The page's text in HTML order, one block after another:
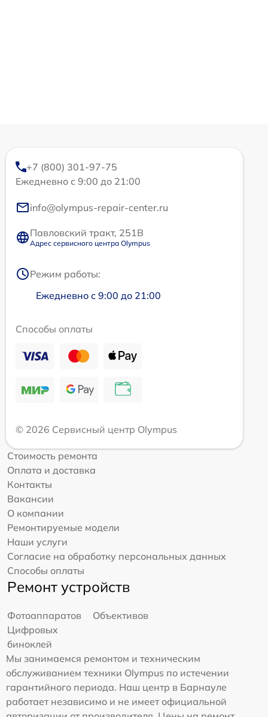
+7 (800) 301-97-75
Ежедневно с 9:00 до 21:00
info@olympus-repair-center.ru
Павловский тракт, 251В
Адрес сервисного центра Olympus
Режим работы:
Ежедневно с 9:00 до 21:00
Способы оплаты
© 2026 Сервисный центр Olympus
Стоимость ремонта
Оплата и доставка
Контакты
Вакансии
О компании
Ремонтируемые модели
Наши услуги
Согласие на обработку персональных данных
Способы оплаты
Ремонт устройств
Фотоаппаратов
Объективов
Цифровых
биноклей
Мы занимаемся ремонтом и техническим
обслуживанием техники Olympus по истечении
гарантийного периода. Наш центр в Барнауле
работает независимо и не имеет официальной